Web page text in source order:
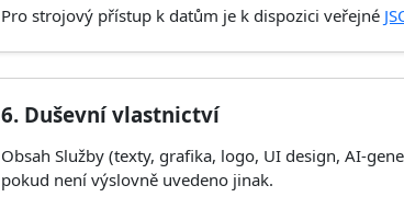
Pro strojový přístup k datům je k dispozici veřejné
6. Duševní vlastnictví
Obsah Služby (texty, grafika, logo, UI design, AI-
pokud není výslovně uvedeno jinak.